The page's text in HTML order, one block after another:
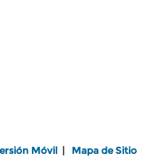
Móvil Mapa de Sitio